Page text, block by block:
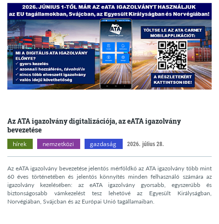
Az ATA igazolvány digitalizációja, az eATA igazolvány
bevezetése
hírek nemzetközi gazdaság 2026. július 28.
Az eATA igazolvány bevezetése jelentős mérföldkő az ATA igazolvány több mint
60 éves történetében és jelentős könnyítés minden felhasználó számára az
igazolvány kezelésében: az eATA igazolvány gyorsabb, egyszerűbb és
biztonságosabb vámkezelést tesz lehetővé az Egyesült Királyságban,
Norvégiában, Svájcban és az Európai Unió tagállamaiban.